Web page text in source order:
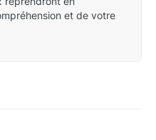
et de votre